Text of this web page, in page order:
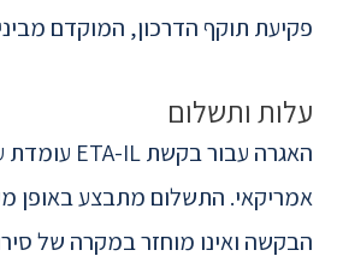
פקיעת תוקף הדרכון, המוקדם
עלות ותשלום
אמריקאי. התשלום מתבצע באופן
הבקשה ואינו מוחזר במקרה של